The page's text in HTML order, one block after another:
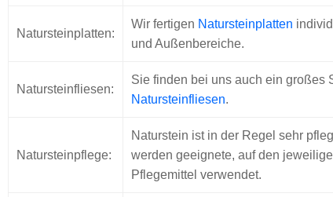
Natursteinplatten:
Wir fertigen Natursteinplatten
und Außenbereiche.
Natursteinfliesen:
Sie finden bei uns auch ein großes
Natursteinfliesen.
Natursteinpflege:
Naturstein ist in der Regel sehr
werden geeignete, auf den
Pflegemittel verwendet.